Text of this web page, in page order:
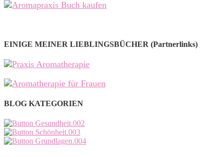
EINIGE MEINER LIEBLINGSBÜCHER (Partnerlinks)
BLOG KATEGORIEN